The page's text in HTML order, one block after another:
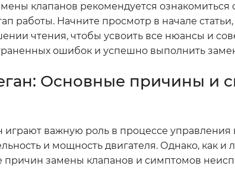
клапанов рекомендуется ознакомиться
работы. Начните просмотр в начале
чтения, чтобы усвоить все нюансы и
ошибок и успешно выполнить
Основные причины и
играют важную роль в процессе
и мощность двигателя. Однако, как и
причин замены клапанов и симптомов